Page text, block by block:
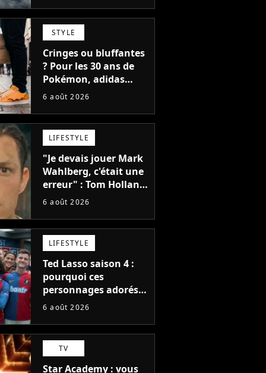
faire quoi que ce soit
de simple
STYLE
Cringes ou bluffantes
? Pour les 30 ans de
Pokémon, adidas
dévoile une énorme
et je ne sais pas quoi
en penser
6 août 2026
LIFESTYLE
"Je devais jouer Mark
Wahlberg, c'était une
erreur" : Tom Holland,
la star de Spider-Man,
blockbuster
6 août 2026
LIFESTYLE
Ted Lasso saison 4 :
pourquoi ces
personnages adorés
des fans ne sont pas
6 août 2026
TV
Star Academy : vous